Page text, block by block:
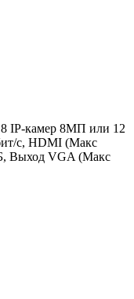
8 IP-камер 8МП или 12
с, HDMI (Макс
Выход VGA (Макс